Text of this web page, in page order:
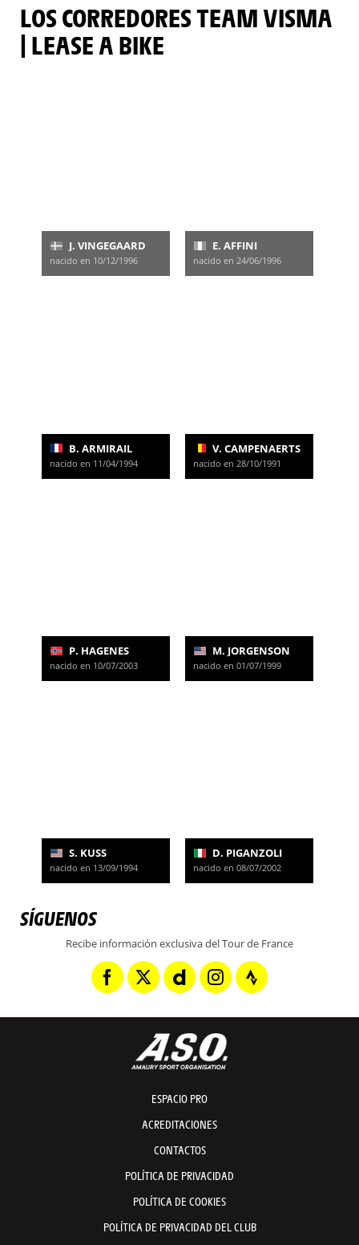
LOS CORREDORES TEAM VISMA
| LEASE A BIKE
J. VINGEGAARD
nacido en 10/12/1996
E. AFFINI
nacido en 24/06/1996
B. ARMIRAIL
nacido en 11/04/1994
V. CAMPENAERTS
nacido en 28/10/1991
P. HAGENES
nacido en 10/07/2003
M. JORGENSON
nacido en 01/07/1999
S. KUSS
nacido en 13/09/1994
D. PIGANZOLI
nacido en 08/07/2002
SÍGUENOS
Recibe información exclusiva del Tour de France
ESPACIO PRO
ACREDITACIONES
CONTACTOS
POLÍTICA DE PRIVACIDAD
POLÍTICA DE COOKIES
POLÍTICA DE PRIVACIDAD DEL CLUB